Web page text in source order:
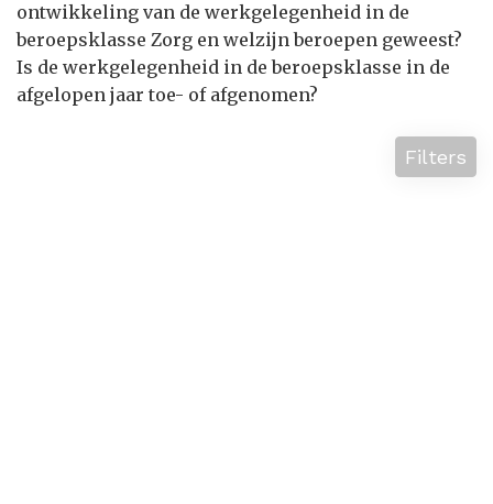
ontwikkeling van de werkgelegenheid in de
beroepsklasse Zorg en welzijn beroepen geweest?
Is de werkgelegenheid in de beroepsklasse in de
afgelopen jaar toe- of afgenomen?
Filters